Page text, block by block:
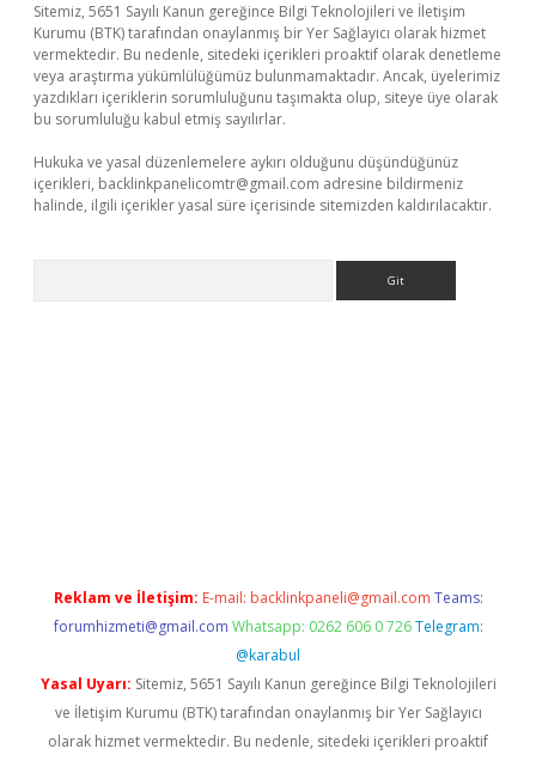
Sitemiz, 5651 Sayılı Kanun gereğince Bilgi Teknolojileri ve İletişim
Kurumu (BTK) tarafından onaylanmış bir Yer Sağlayıcı olarak hizmet
vermektedir. Bu nedenle, sitedeki içerikleri proaktif olarak denetleme
veya araştırma yükümlülüğümüz bulunmamaktadır. Ancak, üyelerimiz
yazdıkları içeriklerin sorumluluğunu taşımakta olup, siteye üye olarak
bu sorumluluğu kabul etmiş sayılırlar.
Hukuka ve yasal düzenlemelere aykırı olduğunu düşündüğünüz
içerikleri, backlinkpanelicomtr@gmail.com adresine bildirmeniz
halinde, ilgili içerikler yasal süre içerisinde sitemizden kaldırılacaktır.
Reklam ve İletişim: E-mail: backlinkpaneli@gmail.com Teams:
forumhizmeti@gmail.com Whatsapp: 0262 606 0 726 Telegram:
@karabul
Yasal Uyarı: Sitemiz, 5651 Sayılı Kanun gereğince Bilgi Teknolojileri
ve İletişim Kurumu (BTK) tarafından onaylanmış bir Yer Sağlayıcı
olarak hizmet vermektedir. Bu nedenle, sitedeki içerikleri proaktif